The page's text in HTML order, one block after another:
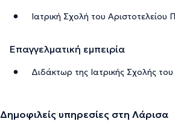
Ιατρική Σχολή του Αριστοτελείου
Επαγγελματική εμπειρία
Διδάκτωρ της Ιατρικής Σχολής
Δημοφιλείς υπηρεσίες στη Λάρισα